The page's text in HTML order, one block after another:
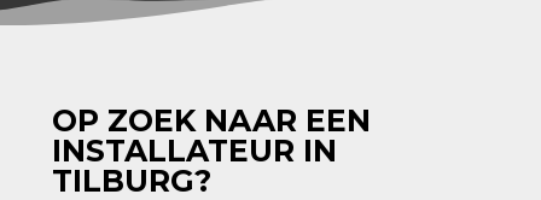
OP ZOEK NAAR EEN
INSTALLATEUR IN
TILBURG?